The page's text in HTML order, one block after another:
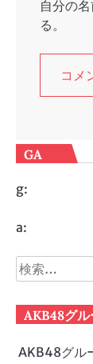
自分の
る。
GA
g:
a:
検
索:
AKB48グ
AKB48グル